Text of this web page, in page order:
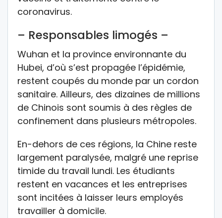
coronavirus.
– Responsables limogés –
Wuhan et la province environnante du
Hubei, d’où s’est propagée l’épidémie,
restent coupés du monde par un cordon
sanitaire. Ailleurs, des dizaines de millions
de Chinois sont soumis à des règles de
confinement dans plusieurs métropoles.
En-dehors de ces régions, la Chine reste
largement paralysée, malgré une reprise
timide du travail lundi. Les étudiants
restent en vacances et les entreprises
sont incitées à laisser leurs employés
travailler à domicile.